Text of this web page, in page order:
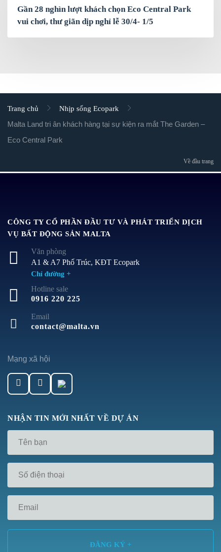
Gần 28 nghìn lượt khách chọn Eco Central Park
vui chơi, thư giãn dịp nghỉ lễ 30/4- 1/5
Trang chủ Nhịp sống Ecopark
Malta Land tri ân khách hàng tại sự kiện ra mắt The Garden –
Eco Central Park
Về đầu trang
CÔNG TY CỔ PHẦN ĐẦU TƯ VÀ PHÁT TRIỂN DỊCH
VỤ BẤT ĐỘNG SẢN MALTA
Văn phòng
A1 & A7 Phố Trúc, KĐT Ecopark
Chỉ đường +
Hotline sale
0916 220 225
Email
contact@malta.vn
Mạng xã hội
NHẬN TIN MỚI NHẤT VỀ DỰ ÁN
Tên
Số
điện
*
Email